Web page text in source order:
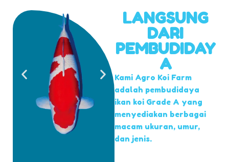
LANGSUNG
DARI
PEMBUDIDAY
A
Kami Agro Koi Farm
adalah pembudidaya
ikan koi Grade A yang
menyediakan berbagai
macam ukuran, umur,
dan jenis.